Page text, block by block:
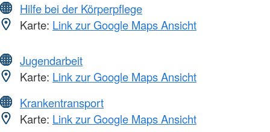
Hilfe bei der Körperpflege
Karte: Link zur Google Maps Ansicht
Jugendarbeit
Karte: Link zur Google Maps Ansicht
Krankentransport
Karte: Link zur Google Maps Ansicht